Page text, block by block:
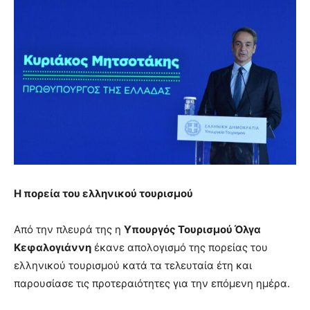
Η πορεία του ελληνικού τουρισμού
Από την πλευρά της η Υπουργός Τουρισμού Όλγα
Κεφαλογιάννη έκανε απολογισμό της πορείας του
ελληνικού τουρισμού κατά τα τελευταία έτη και
παρουσίασε τις προτεραιότητες για την επόμενη ημέρα.